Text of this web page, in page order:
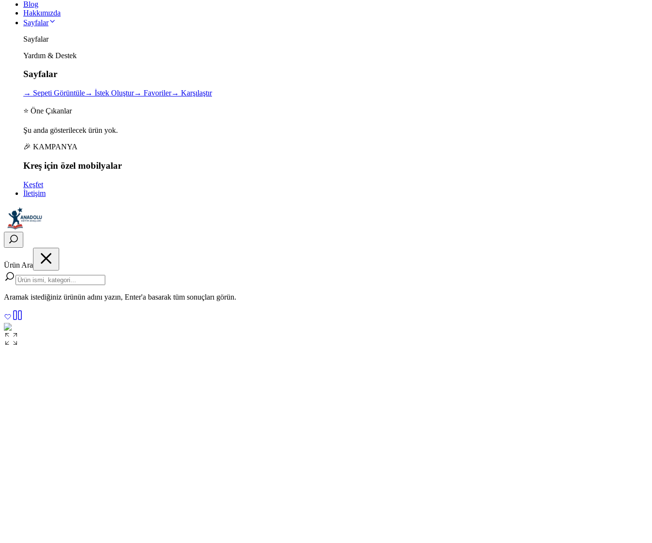
Blog
Hakkımızda
Sayfalar
Sayfalar
Yardım & Destek
Sayfalar
→ Sepeti Görüntüle→ İstek Oluştur→ Favoriler→ Karşılaştır
⭐ Öne Çıkanlar
Şu anda gösterilecek ürün yok.
🎉 KAMPANYA
Kreş için özel mobilyalar
Keşfet
İletişim
Ürün Ara
Aramak istediğiniz ürünün adını yazın, Enter'a basarak tüm sonuçları görün.